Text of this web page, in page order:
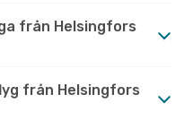
från Helsingfors
från Helsingfors